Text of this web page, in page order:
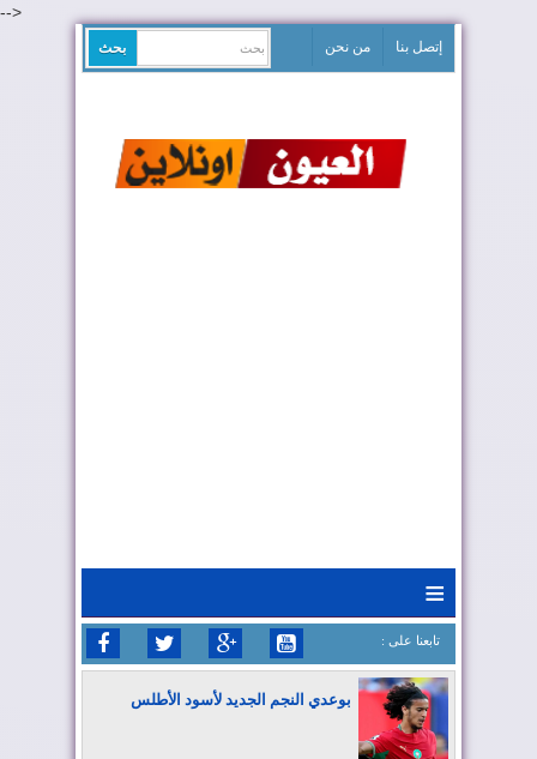
-->
إتصل بنا من نحن
≡
: تابعنا على
بوعدي النجم الجديد لأسود الأطلس